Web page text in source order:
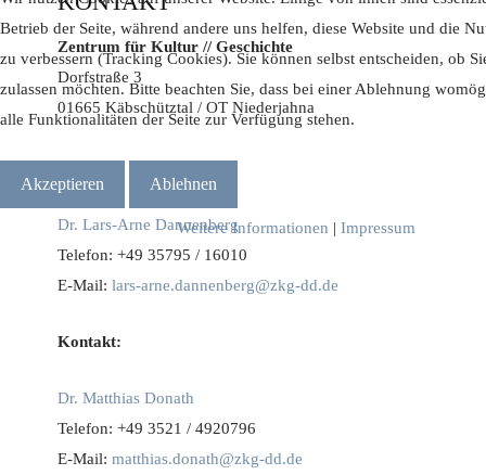
Zentrum für Kultur // Geschichte
Dorfstraße 3
01665 Käbschütztal / OT Niederjahna
Dr. Lars-Arne Dannenberg
Telefon: +49 35795 / 16010
E-Mail: lars-arne.dannenberg@zkg-dd.de
Kontakt:
Dr. Matthias Donath
Telefon: +49 3521 / 4920796
E-Mail: matthias.donath@zkg-dd.de
Betrieb der Seite, während andere uns helfen, diese Website und die
zu verbessern (Tracking Cookies). Sie können selbst entscheiden, ob
zulassen möchten. Bitte beachten Sie, dass bei einer Ablehnung
alle Funktionalitäten der Seite zur Verfügung stehen.
Akzeptieren Ablehnen
Weitere Informationen | Impressum